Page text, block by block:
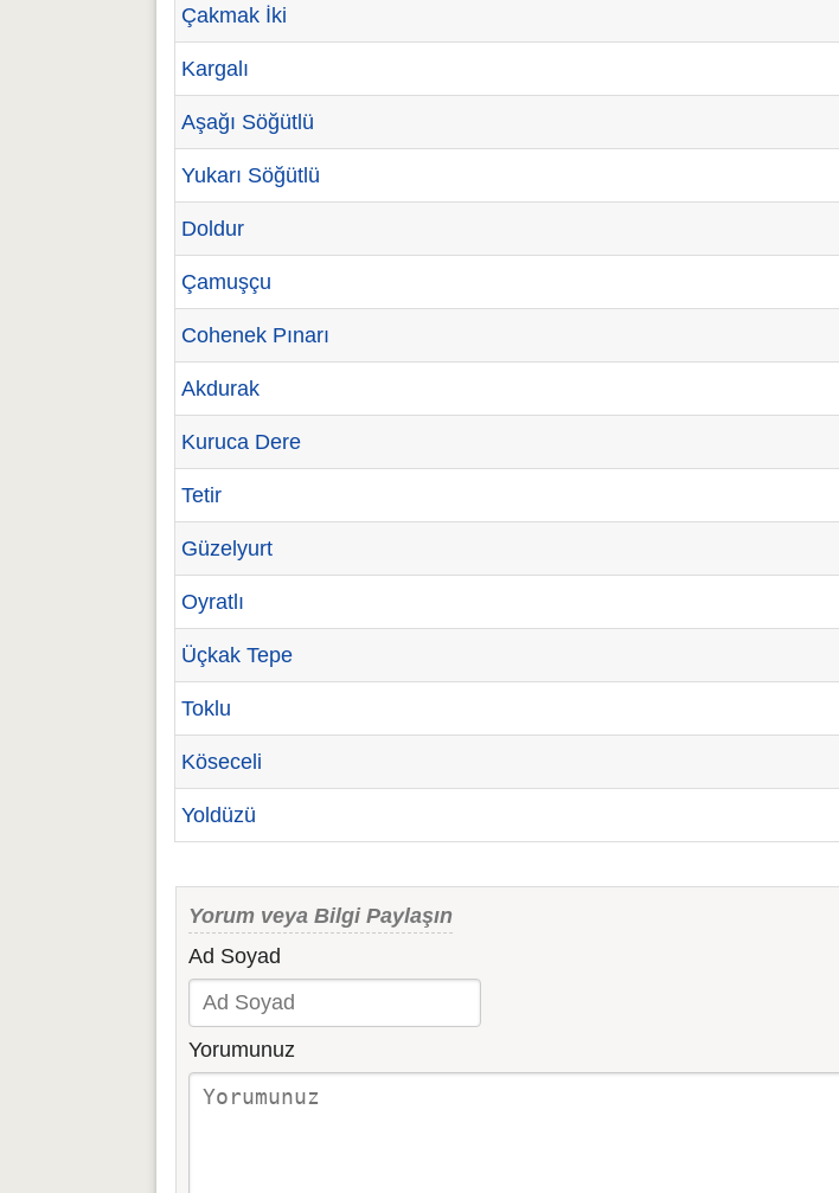
Çakmak İki
Kargalı
Aşağı Söğütlü
Yukarı Söğütlü
Doldur
Çamuşçu
Cohenek Pınarı
Akdurak
Kuruca Dere
Tetir
Güzelyurt
Oyratlı
Üçkak Tepe
Toklu
Köseceli
Yoldüzü
Yorum veya Bilgi Paylaşın
Ad Soyad
Yorumunuz